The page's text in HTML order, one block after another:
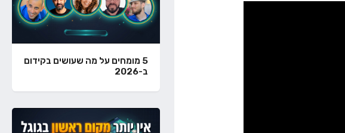
5 מומחים על מה שעושים בקידום
ב-2026